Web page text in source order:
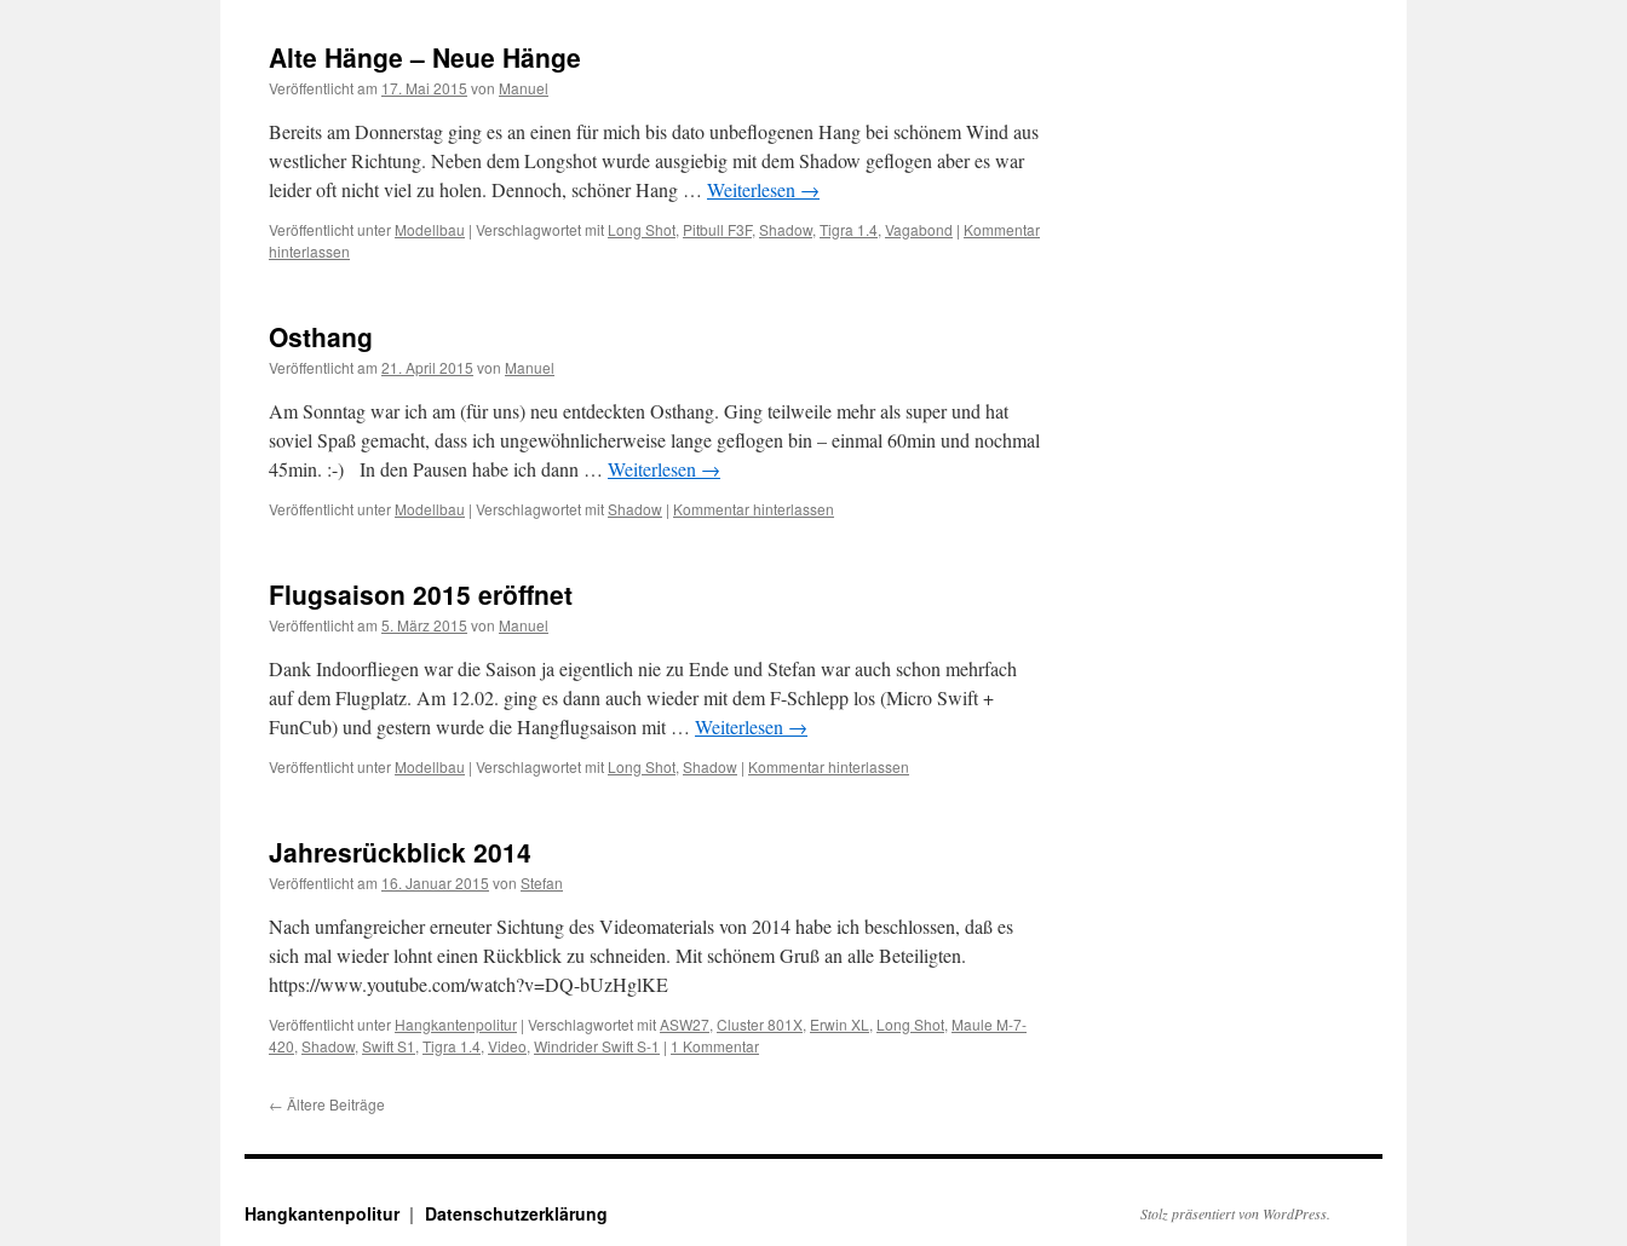
Alte Hänge – Neue Hänge
Veröffentlicht am 17. Mai 2015 von Manuel
Bereits am Donnerstag ging es an einen für mich bis dato unbeflogenen Hang bei schönem Wind aus
westlicher Richtung. Neben dem Longshot wurde ausgiebig mit dem Shadow geflogen aber es war
leider oft nicht viel zu holen. Dennoch, schöner Hang … Weiterlesen →
Veröffentlicht unter Modellbau | Verschlagwortet mit Long Shot, Pitbull F3F, Shadow, Tigra 1.4, Vagabond | Kommentar
hinterlassen
Osthang
Veröffentlicht am 21. April 2015 von Manuel
Am Sonntag war ich am (für uns) neu entdeckten Osthang. Ging teilweile mehr als super und hat
soviel Spaß gemacht, dass ich ungewöhnlicherweise lange geflogen bin – einmal 60min und nochmal
45min. :-) In den Pausen habe ich dann … Weiterlesen →
Veröffentlicht unter Modellbau | Verschlagwortet mitShadow | Kommentar hinterlassen
Flugsaison 2015 eröffnet
Veröffentlicht am 5. März 2015 von Manuel
Dank Indoorfliegen war die Saison ja eigentlich nie zu Ende und Stefan war auch schon mehrfach
auf dem Flugplatz. Am 12.02. ging es dann auch wieder mit dem F-Schlepp los (Micro Swift +
FunCub) und gestern wurde die Hangflugsaison mit … Weiterlesen →
Veröffentlicht unter Modellbau | Verschlagwortet mit Long Shot, Shadow | Kommentar hinterlassen
Jahresrückblick 2014
Veröffentlicht am 16. Januar 2015 von Stefan
Nach umfangreicher erneuter Sichtung des Videomaterials von 2014 habe ich beschlossen, daß es
sich mal wieder lohnt einen Rückblick zu schneiden. Mit schönem Gruß an alle Beteiligten.
https://www.youtube.com/watch?v=DQ-bUzHglKE
Veröffentlicht unter Hangkantenpolitur | Verschlagwortet mitASW27, Cluster 801X, Erwin XL , Long Shot, Maule M-7-
420, Shadow, Swift S1 , Tigra 1.4, Video, Windrider Swift S-1 | 1 Kommentar
← Ältere Beiträge
Hangkantenpolitur Datenschutzerklärung Stolz präsentiert von WordPress.